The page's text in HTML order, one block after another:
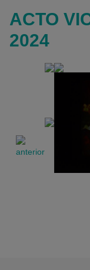
ACTO
2024